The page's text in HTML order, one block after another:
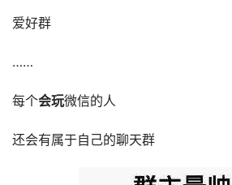
爱好群
……
每个会玩微信的人
还会有属于自己的聊天群